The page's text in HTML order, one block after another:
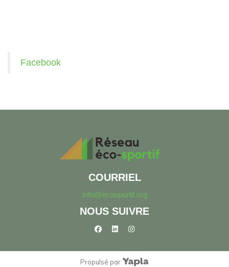
Facebook
COURRIEL
info@ecosportif.org
NOUS SUIVRE
facebooklinkedininstagram
Propulsé par